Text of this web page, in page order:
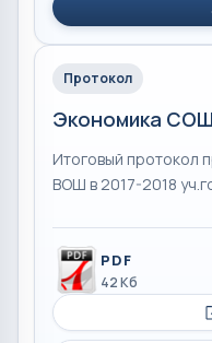
Протокол
Экономика
Итоговый протокол
ВОШ в 2017-2018
PDF
42 Кб